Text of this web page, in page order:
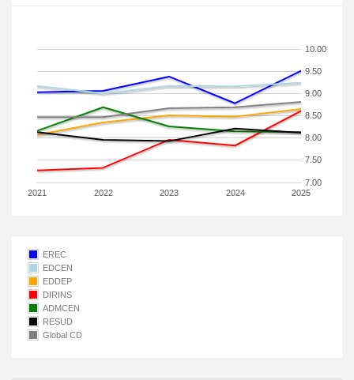
2021 2022 2023 2024 2025
7.00
7.50
8.00
8.50
9.00
9.50
10.00
EREC
EDCEN
EDDEP
DIRINS
ADMCEN
RESUD
Global CD